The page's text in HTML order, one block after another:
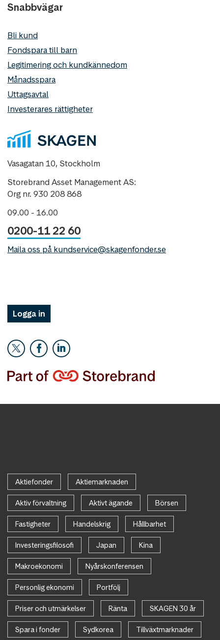
Snabbvägar
Bli kund
Fondspara till barn
Legitimering och kundkännedom
Månadsspara
Uttagsavtal
Investerares rättigheter
Vasagatan 10, Stockholm
Storebrand Asset Management AS:
Org nr. 930 208 868
09.00 - 16.00
0200-11 22 60
Maila oss på kundservice@skagenfonder.se
Logga in
Aktiefonder Aktiemarknaden
Aktiv förvaltning Aktivt ägande Börsen
Fastigheter Handelskrig Hållbarhet
Investeringsfilosofi Japan Kina
Makroekonomi Nyårskonferensen
Personlig ekonomi Portfölj
Priser och utmärkelser Ränta SKAGEN 30 år
Spara i fonder Sydkorea Tillväxtmarknader